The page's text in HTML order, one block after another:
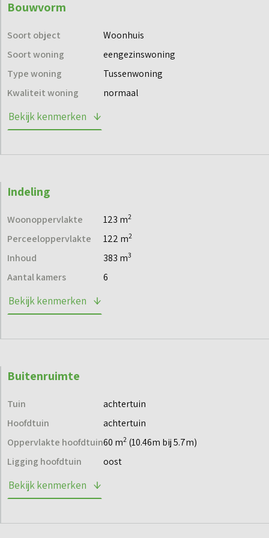
hobbyatelier. Met een zolder van circa 26 m² kun je
gemakkelijk een extra slaapkamer creëren. Kortom: ruimte
Wil je meer informatie over deze woning? Neem dan contact
met ons op en we vertellen je graag meer.
Bouwvorm
Soort object
Woonhuis
Soort woning
eengezinswoning
Type woning
Tussenwoning
Kwaliteit woning
normaal
Bekijk kenmerken
Indeling
Woonoppervlakte 123 m2
Perceeloppervlakte 122 m2
Inhoud 383 m3
Aantal kamers 6
Bekijk kenmerken
Buitenruimte
Tuin
achtertuin
Hoofdtuin
achtertuin
Oppervlakte hoofdtuin60 m2 (10.46m bij 5.7m)
Ligging hoofdtuin
oost
Bekijk kenmerken